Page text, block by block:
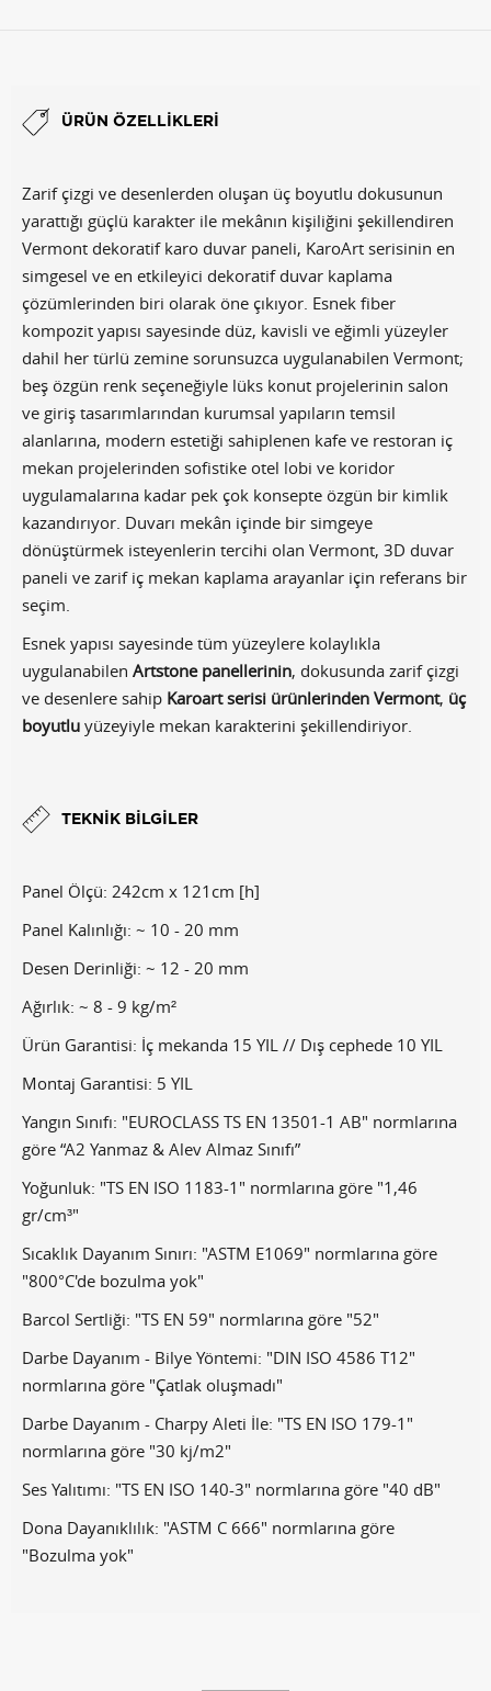
ÜRÜN ÖZELLIKLERI
Zarif çizgi ve desenlerden oluşan üç boyutlu dokusunun
yarattığı güçlü karakter ile mekânın kişiliğini şekillendiren
Vermont dekoratif karo duvar paneli, KaroArt serisinin en
simgesel ve en etkileyici dekoratif duvar kaplama
çözümlerinden biri olarak öne çıkıyor. Esnek fiber
kompozit yapısı sayesinde düz, kavisli ve eğimli yüzeyler
dahil her türlü zemine sorunsuzca uygulanabilen Vermont;
beş özgün renk seçeneğiyle lüks konut projelerinin salon
ve giriş tasarımlarından kurumsal yapıların temsil
alanlarına, modern estetiği sahiplenen kafe ve restoran iç
mekan projelerinden sofistike otel lobi ve koridor
uygulamalarına kadar pek çok konsepte özgün bir kimlik
kazandırıyor. Duvarı mekân içinde bir simgeye
dönüştürmek isteyenlerin tercihi olan Vermont, 3D duvar
paneli ve zarif iç mekan kaplama arayanlar için referans bir
seçim.
Esnek yapısı sayesinde tüm yüzeylere kolaylıkla
uygulanabilen Artstone panellerinin, dokusunda zarif çizgi
ve desenlere sahip Karoart serisi ürünlerinden Vermont, üç
boyutlu yüzeyiyle mekan karakterini şekillendiriyor.
TEKNIK BILGILER
Panel Ölçü: 242cm x 121cm [h]
Panel Kalınlığı: ~ 10 - 20 mm
Desen Derinliği: ~ 12 - 20 mm
Ağırlık: ~ 8 - 9 kg/m²
Ürün Garantisi: İç mekanda 15 YIL // Dış cephede 10 YIL
Montaj Garantisi: 5 YIL
Yangın Sınıfı: "EUROCLASS TS EN 13501-1 AB" normlarına
göre “A2 Yanmaz & Alev Almaz Sınıfı”
Yoğunluk: "TS EN ISO 1183-1" normlarına göre "1,46
gr/cm³"
Sıcaklık Dayanım Sınırı: "ASTM E1069" normlarına göre
"800°C'de bozulma yok"
Barcol Sertliği: "TS EN 59" normlarına göre "52"
Darbe Dayanım - Bilye Yöntemi: "DIN ISO 4586 T12"
normlarına göre "Çatlak oluşmadı"
Darbe Dayanım - Charpy Aleti İle: "TS EN ISO 179-1"
normlarına göre "30 kj/m2"
Ses Yalıtımı: "TS EN ISO 140-3" normlarına göre "40 dB"
Dona Dayanıklılık: "ASTM C 666" normlarına göre
"Bozulma yok"